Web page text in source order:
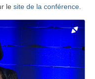
le site de la conférence